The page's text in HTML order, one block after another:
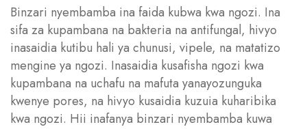
Binzari nyembamba ina faida kubwa kwa ngozi. Ina
sifa za kupambana na bakteria na antifungal, hivyo
inasaidia kutibu hali ya chunusi, vipele, na matatizo
mengine ya ngozi. Inasaidia kusafisha ngozi kwa
kupambana na uchafu na mafuta yanayozunguka
kwenye pores, na hivyo kusaidia kuzuia kuharibika
kwa ngozi. Hii inafanya binzari nyembamba kuwa